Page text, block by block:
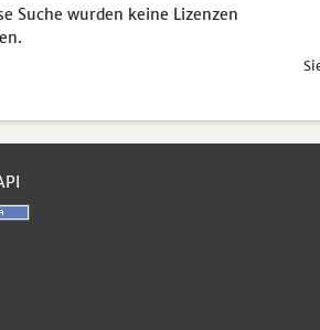
Suche wurden keine Lizenzen